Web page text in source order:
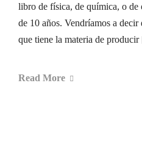
libro de física, de química, o de
de 10 años. Vendríamos a decir
que tiene la materia de
Read More